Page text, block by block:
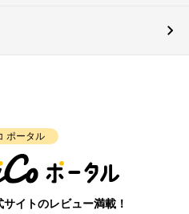
ポータル
イトのレビュー満載！